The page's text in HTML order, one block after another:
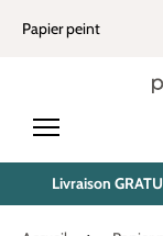
principal
Papier peint
Livraison